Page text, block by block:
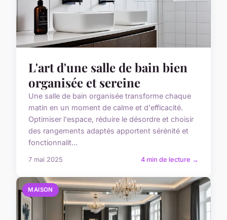
L'art d'une salle de bain bien
organisée et sereine
Une salle de bain organisée transforme chaque
matin en un moment de calme et d'efficacité.
Optimiser l'espace, réduire le désordre et choisir
des rangements adaptés apportent sérénité et
fonctionnalit...
7 mai 2025 4 min de lecture →
MAISON